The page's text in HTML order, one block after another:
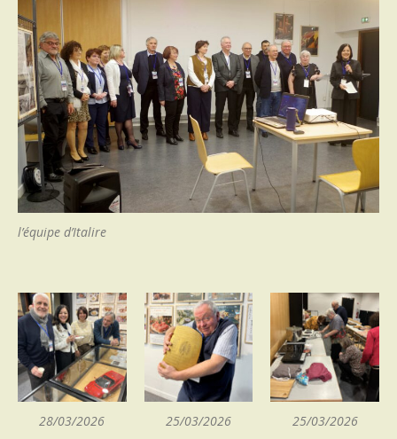
l’équipe d’Italire
28/03/2026 25/03/2026 25/03/2026